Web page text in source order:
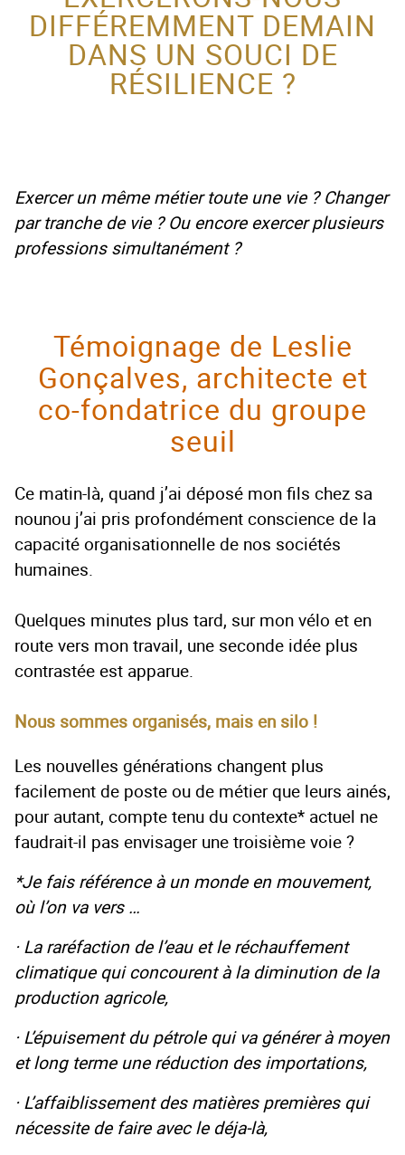
ACTEUR DE LA
PROTECTION DE
L’ENFANCE
DIFFÉREMMENT DEMAIN
DANS UN SOUCI DE
RÉSILIENCE ?
Exercer un même métier toute une vie ? Changer
par tranche de vie ? Ou encore exercer plusieurs
professions simultanément ?
Témoignage de Leslie
Gonçalves, architecte et
co-fondatrice du groupe
seuil
Ce matin-là, quand j’ai déposé mon fils chez sa
nounou j’ai pris profondément conscience de la
capacité organisationnelle de nos sociétés
humaines.
Quelques minutes plus tard, sur mon vélo et en
route vers mon travail, une seconde idée plus
contrastée est apparue.
Nous sommes organisés, mais en silo !
Les nouvelles générations changent plus
facilement de poste ou de métier que leurs ainés,
pour autant, compte tenu du contexte* actuel ne
faudrait-il pas envisager une troisième voie ?
*Je fais référence à un monde en mouvement,
où l’on va vers …
· La raréfaction de l’eau et le réchauffement
climatique qui concourent à la diminution de la
production agricole,
· L’épuisement du pétrole qui va générer à moyen
et long terme une réduction des importations,
· L’affaiblissement des matières premières qui
nécessite de faire avec le déja-là,